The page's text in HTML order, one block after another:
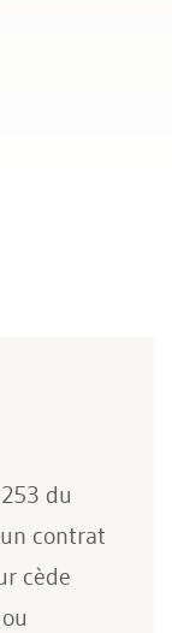
du
contrat
cède